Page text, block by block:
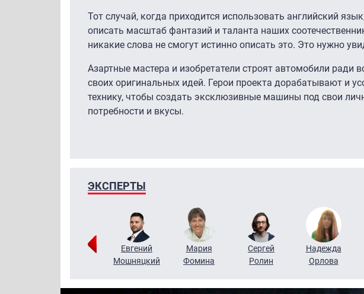
Тот случай, когда приходится использовать английский
описать масштаб фантазий и таланта наших
никакие слова не смогут истинно описать это. Это нужно
Азартные мастера и изобретатели строят автомобили ради
своих оригинальных идей. Герои проекта дорабатывают и
технику, чтобы создать эксклюзивные машины под свои
потребности и вкусы.
ЭКСПЕРТЫ
Виктор
Евгений
Мошняцкий
Мария
Фомина
Сергей
Ролин
Надежда
Орлова